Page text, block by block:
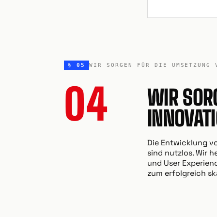
§ 05 WIR SORGEN FÜR DIE UMSETZUNG
04
WIR
Die Entwicklung
sind nutzlos. Wir
und User
zum erfolgreich